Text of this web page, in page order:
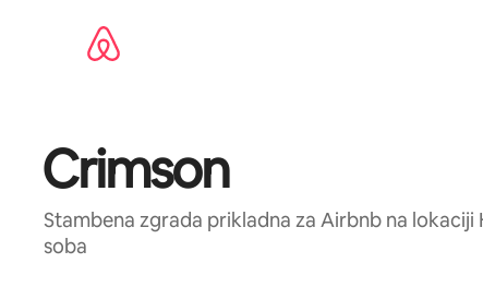
Crimson
Stambena zgrada prikladna za Airbnb na
soba